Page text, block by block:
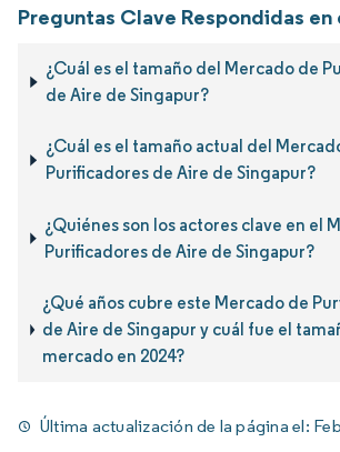
Preguntas Clave Respondidas
¿Cuál es el tamaño del Mercado de
de Aire de Singapur?
¿Cuál es el tamaño actual del
Purificadores de Aire de Singapur?
¿Quiénes son los actores clave en el
Purificadores de Aire de Singapur?
¿Qué años cubre este Mercado de
de Aire de Singapur y cuál fue el
mercado en 2024?
Última actualización de la página el: